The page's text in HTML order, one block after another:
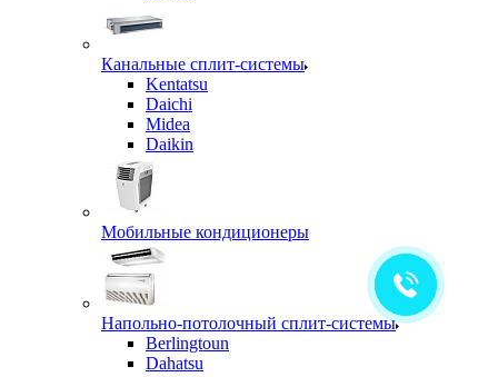
Канальные сплит-системы
Kentatsu
Daichi
Midea
Daikin
Мобильные кондиционеры
Напольно-потолочный сплит-системы
Berlingtoun
Dahatsu